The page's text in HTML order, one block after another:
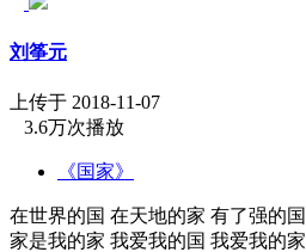
刘筝元
上传于 2018-11-07
3.6万次播放
《国家》
在世界的国 在天地的家 有了强的
家是我的家 我爱我的国 我爱我的